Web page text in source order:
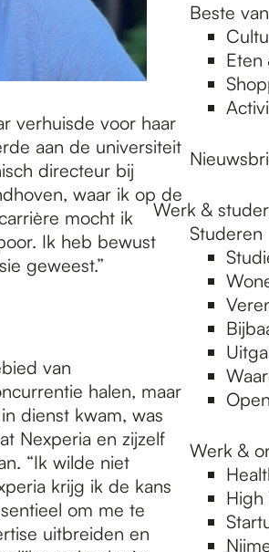
Beste
Eten
Werk &
Studeren
Werk &
High
verhuisde voor haar
aan de universiteit
directeur bij
waar ik op de
mocht ik
Ik heb bewust
geweest.”
van
halen, maar
dienst kwam, was
Nexperia en zijzelf
“Ik wilde niet
krijg ik de kans
om me te
uitbreiden en